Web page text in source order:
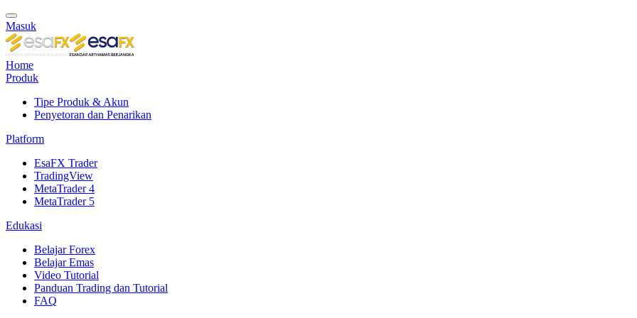
Masuk
Home
Produk
Tipe Produk & Akun
Penyetoran dan Penarikan
Platform
EsaFX Trader
TradingView
MetaTrader 4
MetaTrader 5
Edukasi
Belajar Forex
Belajar Emas
Video Tutorial
Panduan Trading dan Tutorial
FAQ